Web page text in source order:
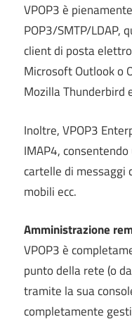
VPOP3 è
POP3/SMTP/LDAP,
client di posta
Microsoft Outlook o
Mozilla Thunderbird
Inoltre, VPOP3
IMAP4,
cartelle di messaggi
mobili ecc.
Amministrazione
VPOP3 è
punto della rete (o
tramite la sua
completamente